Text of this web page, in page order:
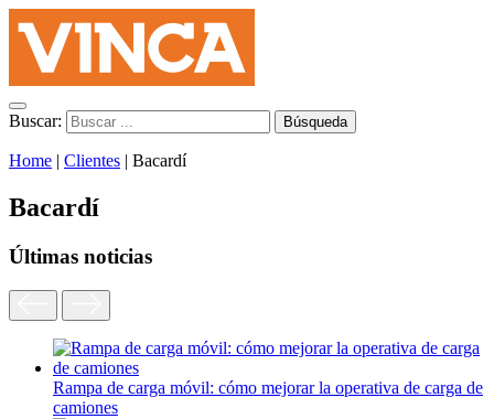
Buscar:
Home | Clientes | Bacardí
Bacardí
Últimas noticias
Rampa de carga móvil: cómo mejorar la operativa de carga de
camiones